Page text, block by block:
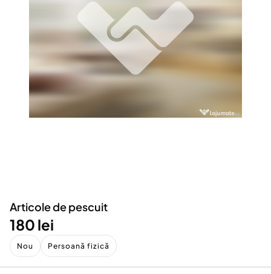
Animale de companie
Afaceri și echipamente profesionale
Inchiriere Bunuri si Vehicule
Utilaje agricole si industriale
Piese auto si accesorii
Dacia Duster
Articole de pescuit
180 lei
Nou Persoană fizică